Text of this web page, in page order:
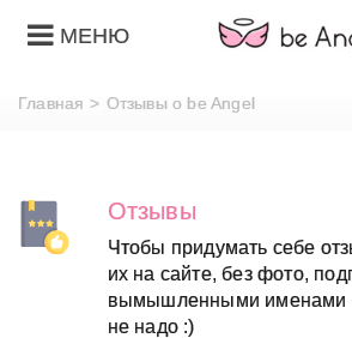
МЕНЮ
Главная > Отзывы о be Angel
Отзывы
Чтобы придумать себе
их на сайте, без фото,
вымышленными именами -
не надо :)